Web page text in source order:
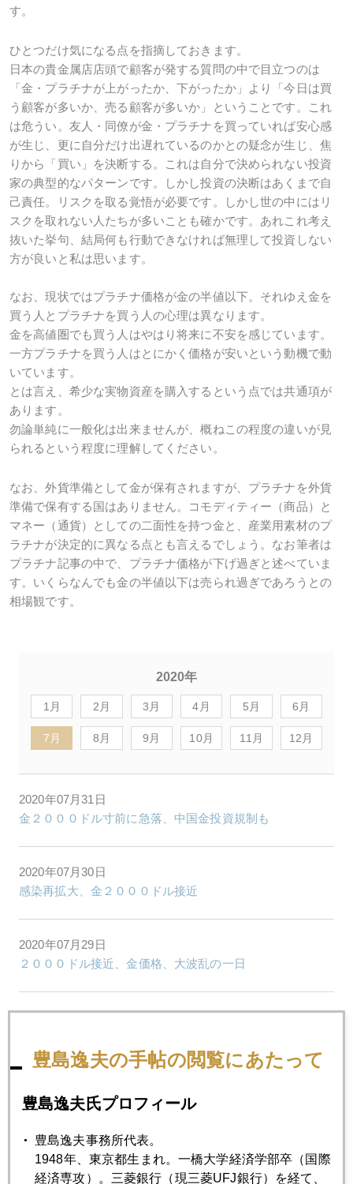
す。
ひとつだけ気になる点を指摘しておきます。
日本の貴金属店店頭で顧客が発する質問の中で目立つのは
「金・プラチナが上がったか、下がったか」より「今日は買
う顧客が多いか、売る顧客が多いか」ということです。これ
は危うい。友人・同僚が金・プラチナを買っていれば安心感
が生じ、更に自分だけ出遅れているのかとの疑念が生じ、焦
りから「買い」を決断する。これは自分で決められない投資
家の典型的なパターンです。しかし投資の決断はあくまで自
己責任。リスクを取る覚悟が必要です。しかし世の中にはリ
スクを取れない人たちが多いことも確かです。あれこれ考え
抜いた挙句、結局何も行動できなければ無理して投資しない
方が良いと私は思います。
なお、現状ではプラチナ価格が金の半値以下。それゆえ金を
買う人とプラチナを買う人の心理は異なります。
金を高値圏でも買う人はやはり将来に不安を感じています。
一方プラチナを買う人はとにかく価格が安いという動機で動
いています。
とは言え、希少な実物資産を購入するという点では共通項が
あります。
勿論単純に一般化は出来ませんが、概ねこの程度の違いが見
られるという程度に理解してください。
なお、外貨準備として金が保有されますが、プラチナを外貨
準備で保有する国はありません。コモディティー（商品）と
マネー（通貨）としての二面性を持つ金と、産業用素材のプ
ラチナが決定的に異なる点とも言えるでしょう。なお筆者は
プラチナ記事の中で、プラチナ価格が下げ過ぎと述べていま
す。いくらなんでも金の半値以下は売られ過ぎであろうとの
相場観です。
2020年
1月 2月 3月 4月 5月 6月
7月 8月 9月 10月 11月 12月
2020年07月31日
金２０００ドル寸前に急落、中国金投資規制も
2020年07月30日
感染再拡大、金２０００ドル接近
2020年07月29日
２０００ドル接近、金価格、大波乱の一日
2020年07月28日
金、史上最高値水準到達
2020年07月22日
豊島逸夫の手帖の閲覧にあたって
豊島逸夫氏プロフィール
豊島逸夫事務所代表。
1948年、東京都生まれ。一橋大学経済学部卒（国際
経済専攻）。三菱銀行（現三菱UFJ銀行）を経て、